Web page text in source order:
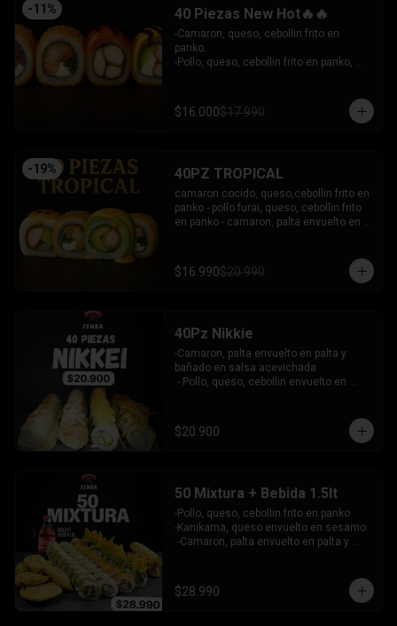
-11 % 40 Piezas New Hot🔥🔥
-Camaron, queso, cebollin frito en
panko.
-Pollo, queso, cebollin frito en panko,
bañado en salsa tari y dulce.
-Atun, queso, cebollin frito en panko.
$16.000$17.990
-19% 40PZ TROPICAL
camaron cocido, queso,cebollin frito en
panko - pollo furai, queso, cebollin frito
en panko - camaron, palta envuelto en
bañado en salsa de maracuya
INCLUYE: 3 SALSAS - 2 PALITOS
$16.990$20.990
40Pz Nikkie
-Camaron, palta envuelto en palta y
bañado en salsa acevichada
- Pollo, queso, cebollin envuelto en
guacamole y wantanes fritos
- Salmon, palta envuelto en nori frito en
$20.900
50 Mixtura + Bebida 1.5lt
-Pollo, queso, cebollin frito en panko
-Kanikama, queso envuelto en sesamo
-Camaron, palta envuelto en palta y
guacamole y nachos crocantes
- 5 arrollado primavera -  5 Gyosas
$28.990